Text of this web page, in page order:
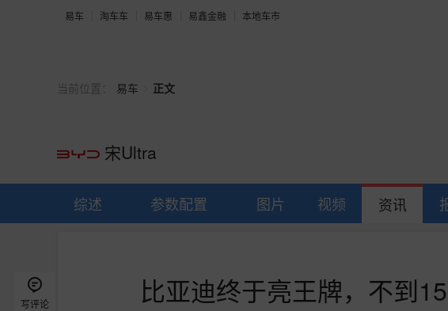
易车 淘车车 易车惠 易鑫金融 本地车市
当前位置： 易车 正文
宋Ultra
综述 参数配置 图片 视频 资讯
写评论 比亚迪终于亮王牌，不到